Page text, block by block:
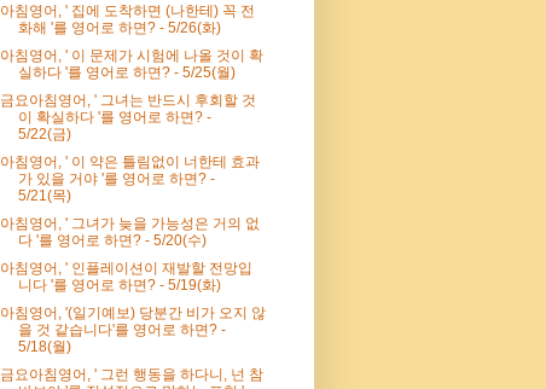
아침영어, ' 집에 도착하면 (나한테) 꼭 전
화해 '를 영어로 하면? - 5/26(화)
아침영어, ' 이 문제가 시험에 나올 것이 확
실하다 '를 영어로 하면? - 5/25(월)
금요아침영어, ' 그녀는 반드시 후회할 것
이 확실하다 '를 영어로 하면? -
5/22(금)
아침영어, ' 이 약은 틀림없이 너한테 효과
가 있을 거야 '를 영어로 하면? -
5/21(목)
아침영어, ' 그녀가 늦을 가능성은 거의 없
다 '를 영어로 하면? - 5/20(수)
아침영어, ' 인플레이션이 재발할 전망입
니다 '를 영어로 하면? - 5/19(화)
아침영어, '(일기예보) 당분간 비가 오지 않
을 것 같습니다'를 영어로 하면? -
5/18(월)
금요아침영어, ' 그런 행동을 하다니, 넌 참